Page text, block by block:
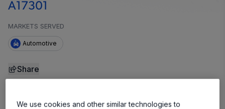
Technologies
Growth and Inclusion
联系我们
A17301
MARKETS SERVED
Automotive
Share
A17301 数据表
We use cookies and other similar technologies to